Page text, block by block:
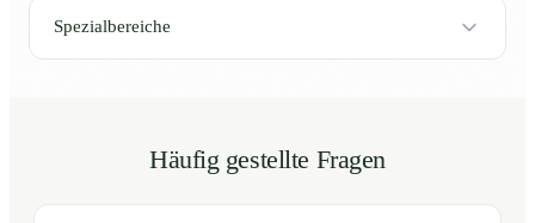
Spezialbereiche
Häufig gestellte Fragen